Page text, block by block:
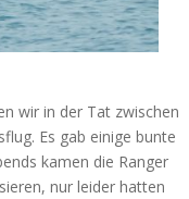
wir in der Tat zwischen
Es gab einige bunte
kamen die Ranger
nur leider hatten